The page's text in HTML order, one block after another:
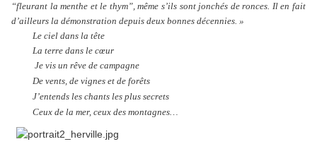
“fleurant la menthe et le thym”, même s’ils sont jonchés de ronces. Il en fait
d’ailleurs la démonstration depuis deux bonnes décennies. »
Le ciel dans la tête
La terre dans le cœur
Je vis un rêve de campagne
De vents, de vignes et de forêts
J’entends les chants les plus secrets
Ceux de la mer, ceux des montagnes…